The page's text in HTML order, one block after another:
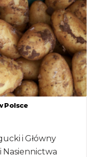
Polsce
i Główny
Nasiennictwa